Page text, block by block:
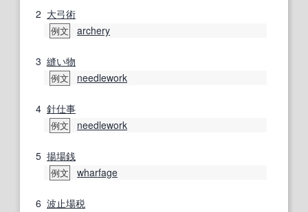
2 大弓術
例文 archery
3 縫い物
例文 needlework
4 針仕事
例文 needlework
5 揚場銭
例文 wharfage
6 波止場税